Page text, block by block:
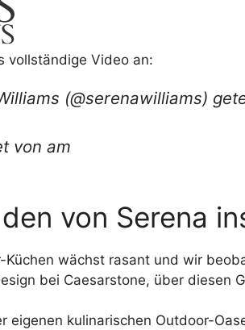
vollständige Video an:
(@serenawilliams)
von am
von Serena
Küchen wächst rasant und wir
bei Caesarstone, über diesen
eigenen kulinarischen Outdoor-